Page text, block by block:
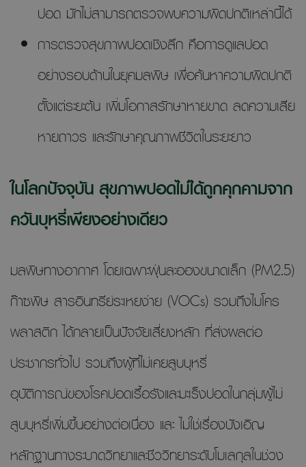
ปอด มักไม่สามารถตรวจพบความผิดปกติเหล่านี้ได้
การตรวจสุขภาพปอดเชิงลึก คือการดูแลปอด
อย่างรอบด้านในยุคมลพิษ เพื่อค้นหาความผิดปกติ
ตั้งแต่ระยะต้น เพิ่มโอกาสรักษาหายขาด ลดความเสีย
หายถาวร และรักษาคุณภาพชีวิตในระยะยาว
ในโลกปัจจุบัน สุขภาพปอดไม่ได้ถูกคุกคามจาก
ควันบุหรี่เพียงอย่างเดียว
มลพิษทางอากาศ โดยเฉพาะฝุ่นละอองขนาดเล็ก (PM2.5)
ก๊าซพิษ สารอินทรีย์ระเหยง่าย (VOCs) รวมถึงไมโคร
พลาสติก ได้กลายเป็นปัจจัยเสี่ยงหลัก ที่ส่งผลต่อ
ประชากรทั่วไป รวมถึงผู้ที่ไม่เคยสูบบุหรี่
อุบัติการณ์ของโรคปอดเรื้อรังและมะเร็งปอดในกลุ่มผู้ไม่
สูบบุหรี่เพิ่มขึ้นอย่างต่อเนื่อง และ ไม่ใช่เรื่องบังเอิญ
หลักฐานทางระบาดวิทยาและชีววิทยาระดับโมเลกุลในช่วง